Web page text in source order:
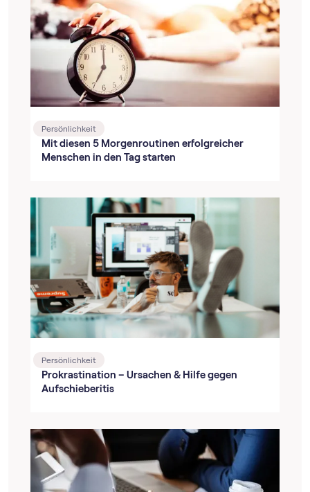
Persönlichkeit
Mit diesen 5 Morgenroutinen erfolgreicher
Menschen in den Tag starten
Persönlichkeit
Prokrastination – Ursachen & Hilfe gegen
Aufschieberitis